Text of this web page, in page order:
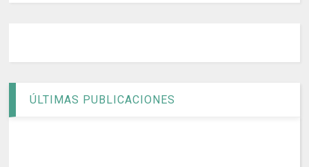
ÚLTIMAS PUBLICACIONES